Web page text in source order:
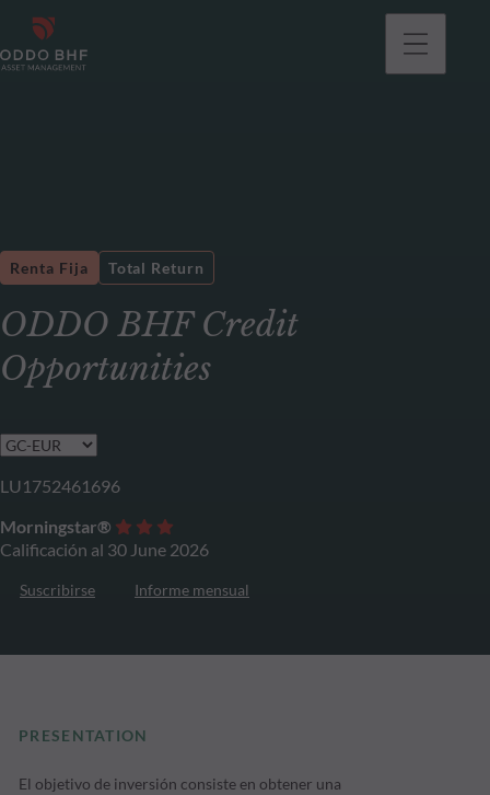
ODDO BHF Credit
Opportunities
Renta Fija Total Return
LU1752461696
Morningstar®
Calificación al 30 June 2026
Suscribirse Informe mensual
PRESENTATION
El objetivo de inversión consiste en obtener una